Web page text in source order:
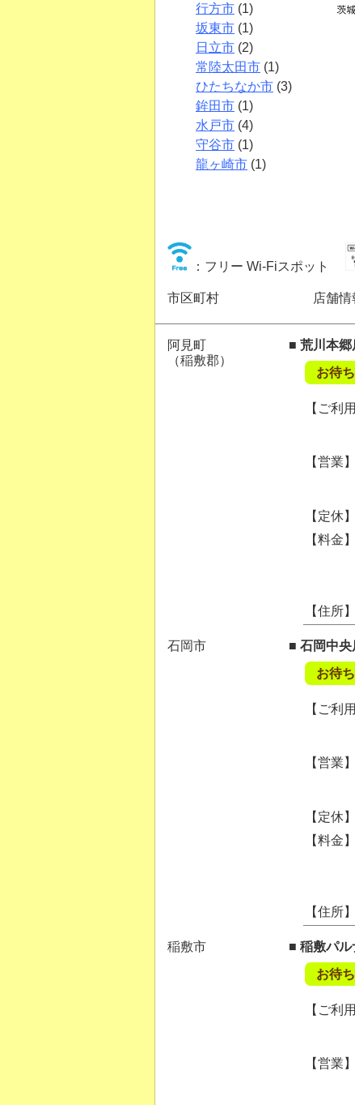
行方市 (1)
坂東市 (1)
日立市 (2)
常陸太田市 (1)
ひたちなか市 (3)
鉾田市 (1)
水戸市 (4)
守谷市 (1)
龍ヶ崎市 (1)
：フリー Wi-Fiスポット
市区町村 店舗情
阿見町
（稲敷郡）
■ 荒川本郷
お待
【ご利
【営業
※ご案
※混雑
【定休
【料金
女性
【住所
石岡市
■ 石岡中央
お待
【ご利
【営業
※ご案
※混雑
【定休
【料金
女性
【住所
稲敷市
■ 稲敷パル
お待
【ご利
【営業
※ご案
※20時